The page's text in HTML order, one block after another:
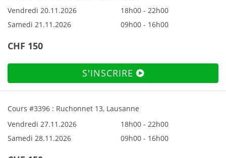
Vendredi 20.11.2026
18h00 - 22h00
Samedi 21.11.2026
09h00 - 16h00
CHF 150
S'INSCRIRE
Cours #3396 : Ruchonnet 13, Lausanne
Vendredi 27.11.2026
18h00 - 22h00
Samedi 28.11.2026
09h00 - 16h00